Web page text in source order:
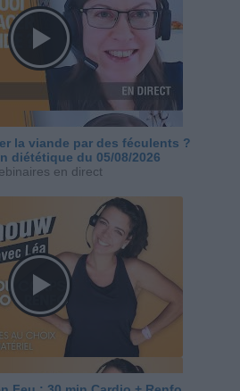
la viande par des féculents ?
diététique du 05/08/2026
en direct